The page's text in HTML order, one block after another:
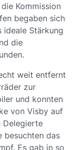
Kommission
begaben sich
ideale Stärkung
die
weit entfernt
zur
und konnten
von Visby auf
Delegierte
besuchten das
Es gab in so